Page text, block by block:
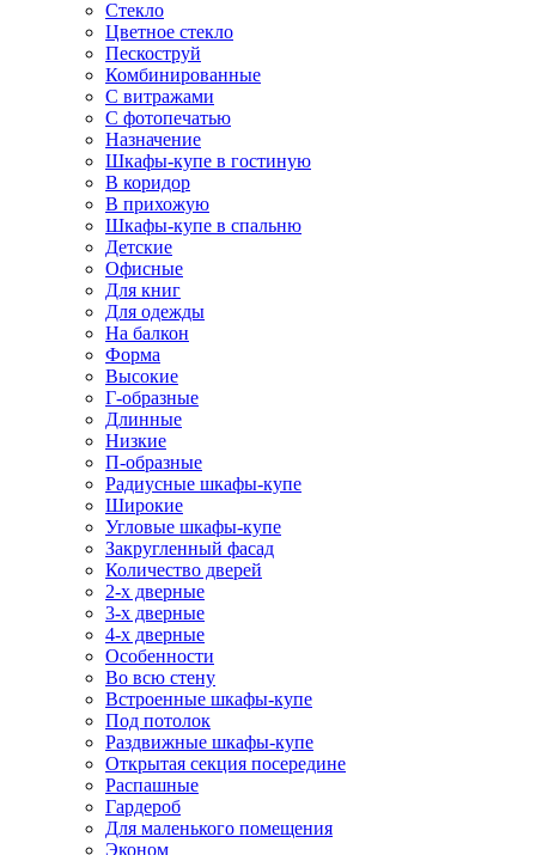
Стекло
Цветное стекло
Пескоструй
Комбинированные
С витражами
С фотопечатью
Назначение
Шкафы-купе в гостиную
В коридор
В прихожую
Шкафы-купе в спальню
Детские
Офисные
Для книг
Для одежды
На балкон
Форма
Высокие
Г-образные
Длинные
Низкие
П-образные
Радиусные шкафы-купе
Широкие
Угловые шкафы-купе
Закругленный фасад
Количество дверей
2-х дверные
3-х дверные
4-х дверные
Особенности
Во всю стену
Встроенные шкафы-купе
Под потолок
Раздвижные шкафы-купе
Открытая секция посередине
Распашные
Гардероб
Для маленького помещения
Эконом